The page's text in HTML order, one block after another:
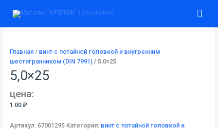
Главная/ винт с потайной головкой и внутренним
шестигранником (DIN 7991)/ 5,0×25
5,0×25
цена:
1.00 ₽
Артикул: 67001295 Категория: винт с потайной головкой и
товара